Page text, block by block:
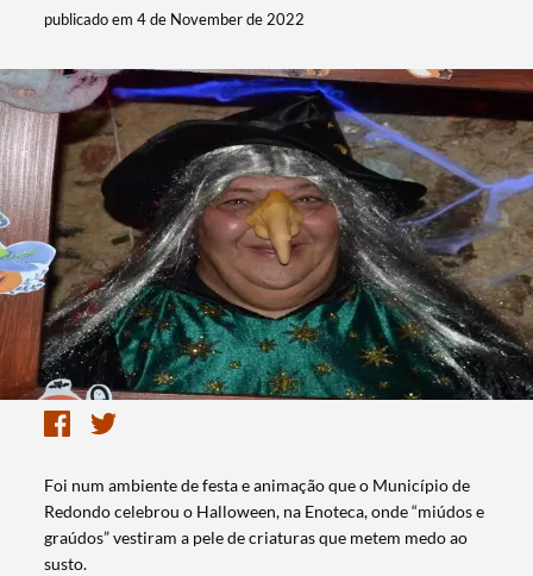
publicado em 4 de November de 2022
Foi num ambiente de festa e animação que o Município de
Redondo celebrou o Halloween, na Enoteca, onde “miúdos e
graúdos” vestiram a pele de criaturas que metem medo ao
susto.